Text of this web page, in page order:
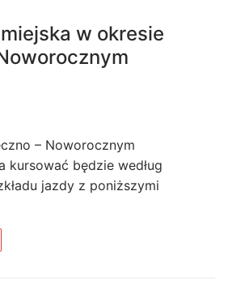
w okresie
– Noworocznym
kursować będzie według
jazdy z poniższymi